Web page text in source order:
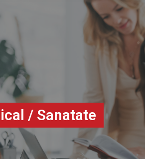
/ Sanatate